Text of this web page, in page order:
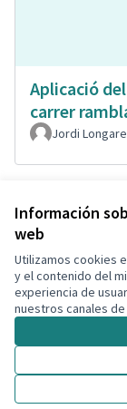
Información
web
Utilizamos cookies
y el contenido del
experiencia de
nuestros canales
Aplicació
carrer
Jordi
Ver todas las
Términos y
Configuración de
Decidim Calafell en X
(Enlace externo)
DecidimDecidim
Web creada con